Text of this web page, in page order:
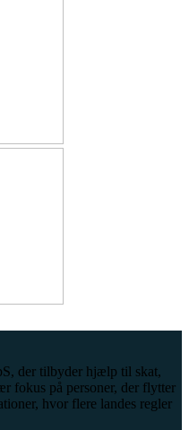
der tilbyder hjælp til skat,
fokus på personer, der flytter
hvor flere landes regler